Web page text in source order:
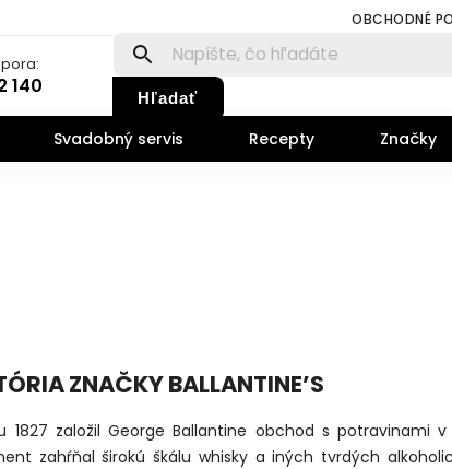
OBCHODNÉ
140 Hľadať
Svadobný servis Recepty Značky
ZNAČKY BALLANTINE’S
1827 založil George Ballantine obchod s potravinami v
zahŕňal širokú škálu whisky a iných tvrdých